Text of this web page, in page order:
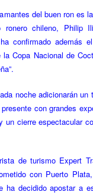
del buen ron es
chileno,​ Philip
confirmado además
Copa Nacional de
noche adicionarán un
con grandes
cierre espectacular
de turismo Expert
con Puerto
ha decidido apostar a